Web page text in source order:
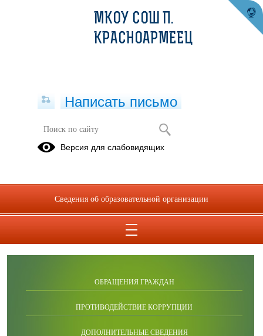
Учащимся
ОБРАЩЕНИЯ ГРАЖДАН
ПРОТИВОДЕЙСТВИЕ КОРРУПЦИИ
ДОПОЛНИТЕЛЬНЫЕ СВЕДЕНИЯ
МКОУ СОШ П.
КРАСНОАРМЕЕЦ
Написать письмо
Версия для слабовидящих
Сведения об образовательной организации